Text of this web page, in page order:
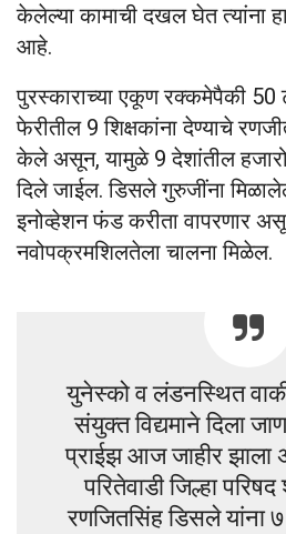
केलेल्या कामाची दखल घेत त्यांना
आहे.
पुरस्काराच्या एकूण रक्कमेपैकी
फेरीतील 9 शिक्षकांना देण्याचे
केले असून, यामुळे 9 देशांतील हजारो
दिले जाईल. डिसले गुरुजींना
इनोव्हेशन फंड करीता वापरणार
नवोपक्रमशिलतेला चालना मिळेल.
युनेस्को व लंडनस्थित
संयुक्त विद्यमाने दिला
प्राईझ आज जाहीर झाला
परितेवाडी जिल्हा
रणजितसिंह डिसले यांना ७